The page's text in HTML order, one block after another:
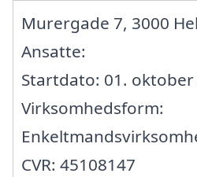
Murergade 7, 3000
Ansatte:
Startdato: 01. oktober
Virksomhedsform:
CVR: 45108147